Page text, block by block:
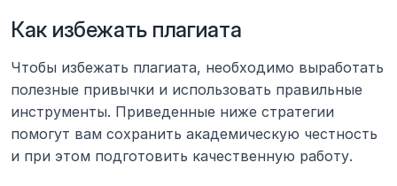
Как избежать плагиата
Чтобы избежать плагиата, необходимо выработать
полезные привычки и использовать правильные
инструменты. Приведенные ниже стратегии
помогут вам сохранить академическую честность
и при этом подготовить качественную работу.